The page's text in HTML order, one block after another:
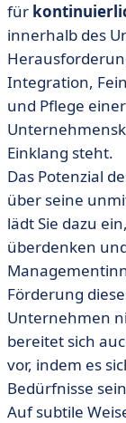
für
innerhalb des
Integration,
und Pflege
Einklang steht.
Das Potenzial
über seine
lädt Sie dazu
überdenken
Förderung
Unternehmen
bereitet sich
vor, indem es
Bedürfnisse
Auf subtile